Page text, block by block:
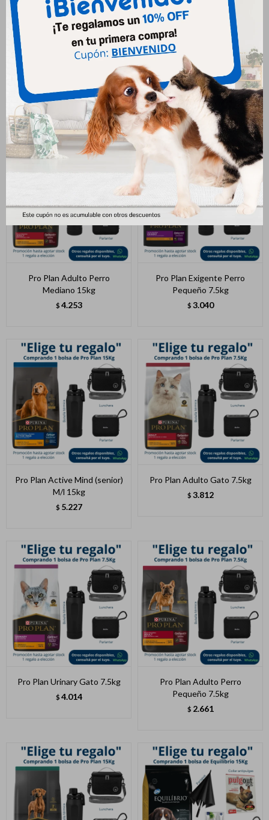
Pro Plan Cachorro Perro
Pequeño 7.5kg
$2.868
Pro Plan Cachorro Perro
Mediano 15kg
4.598
Pro Plan Adulto Perro
Mediano 15kg
$ 4.253
Pro Plan Exigente Perro
Pequeño 7.5kg
$ 3.040
Pro Plan Active Mind (senior)
M/l 15kg
$ 5.227
Pro Plan Adulto Gato 7.5kg
$ 3.812
Pro Plan Urinary Gato 7.5kg
$ 4.014
Pro Plan Adulto Perro
Pequeño 7.5kg
$ 2.661